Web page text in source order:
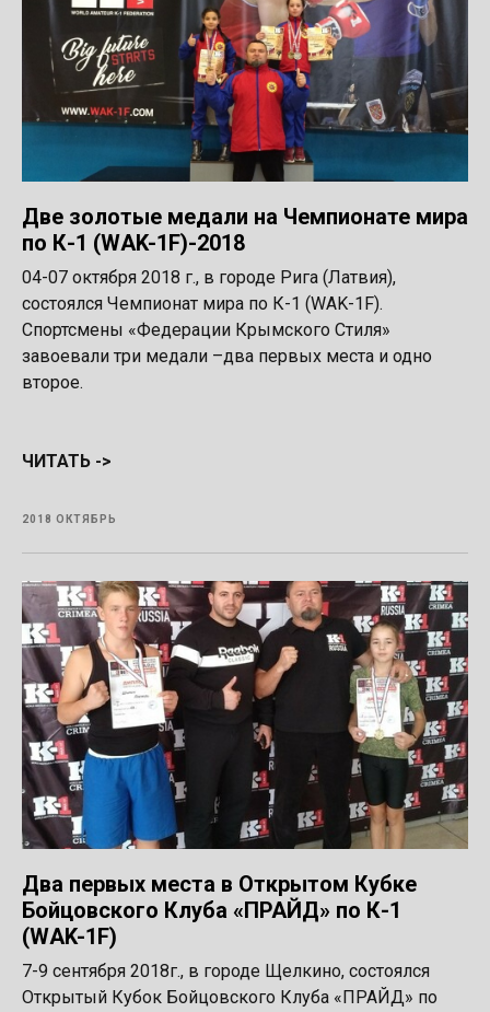
Две золотые медали на Чемпионате мира
по К-1 (WAK-1F)-2018
04-07 октября 2018 г., в городе Рига (Латвия),
состоялся Чемпионат мира по К-1 (WAK-1F).
Спортсмены «Федерации Крымского Стиля»
завоевали три медали –два первых места и одно
второе.
ЧИТАТЬ ->
2018 ОКТЯБРЬ
Два первых места в Открытом Кубке
Бойцовского Клуба «ПРАЙД» по К-1
(WAK-1F)
7-9 сентября 2018г., в городе Щелкино, состоялся
Открытый Кубок Бойцовского Клуба «ПРАЙД» по